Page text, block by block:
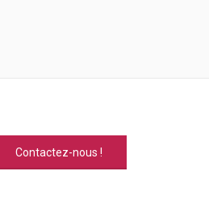
Contactez-nous !